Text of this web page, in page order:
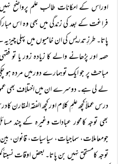
اوراس کے امکانات طالب علم پرواضح
فراغت کے بعد کی زندگی میں بھی وہ اس
پاتا۔ طرزِ تدریس کی ان خامیوں میں پہلی
حصہ اور پڑھانے والے کا زیادہ زور یا تو
مباحث پر جو ایک توہمارے دورمیں مردہ ہو
لے لی ہے۔ دوسرے ان میں اختلاف بھی
درس عملاًکچھ علمِ کلام اورکچھ الفقہ المقارن
بھی توجہ کامحور عبادات وغیرہ کے چند
جومعاملات، سماجیات، سیاسیات، قانون،
توجہ کامستحق نہیں بن پاتا۔ بعض اوقات